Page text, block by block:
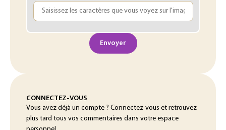
Envoyer
CONNECTEZ-VOUS
Vous avez déjà un compte ? Connectez-vous et retrouvez
plus tard tous vos commentaires dans votre espace